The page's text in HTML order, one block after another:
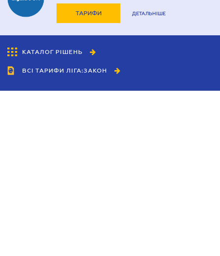
ТАРИФИ ДЕТАЛЬНІШЕ
КАТАЛОГ РІШЕНЬ
ВСІ ТАРИФИ ЛІГА:ЗАКОН